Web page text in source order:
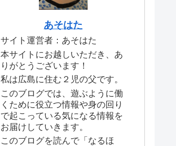
あそはた
サイト運営者：あそはた
本サイトにお越しいただき、あ
りがとうございます！
私は広島に住む２児の父です。
このブログでは、遊ぶように働
くために役立つ情報や身の回り
で起こっている気になる情報を
お届けしていきます。
このブログを読んで「なるほ